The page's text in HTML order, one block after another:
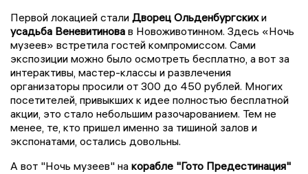
Первой локацией стали Дворец Ольденбургскихи
усадьба Веневитинова в Новоживотинном. Здесь «Ночь
музеев» встретила гостей компромиссом. Сами
экспозиции можно было осмотреть бесплатно, а вот за
интерактивы, мастер-классы и развлечения
организаторы просили от 300 до 450 рублей. Многих
посетителей, привыкших к идее полностью бесплатной
акции, это стало небольшим разочарованием. Тем не
менее, те, кто пришел именно за тишиной залов и
экспонатами, остались довольны.
А вот "Ночь музеев" на корабле "Гото Предестинация"